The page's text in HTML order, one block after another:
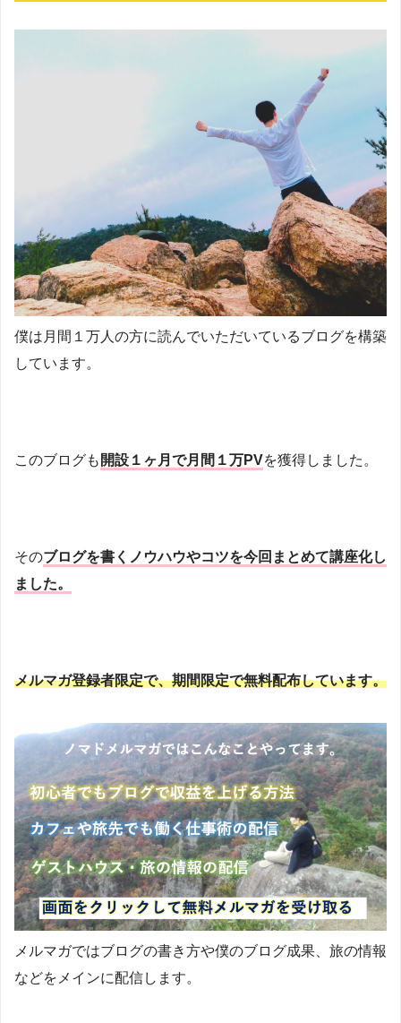
僕は月間１万人の方に読んでいただいているブログを構築
しています。
このブログも 開設１ヶ月で月間１万PVを獲得しました。
そのブログを書くノウハウやコツを今回まとめて講座化し
ました。
メルマガ登録者限定で、期間限定で無料配布しています。
メルマガではブログの書き方や僕のブログ成果、旅の情報
などをメインに配信します。